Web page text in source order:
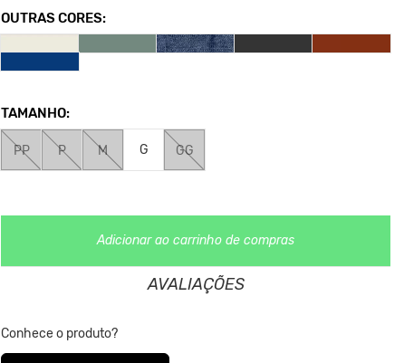
98% Algodão / 2% Elastano
PP - Cintura 46cm / Comprimento 153 cm
M - Cintura 50cm / Comprimento 158 cm
G - Cintura 52cm / Comprimento 162 cm
Para saber mais sobre a manutenção de suas roupas.
OUTRAS CORES:
TAMANHO:
PP P M G GG
Adicionar ao carrinho de compras
AVALIAÇÕES
Conhece o produto?